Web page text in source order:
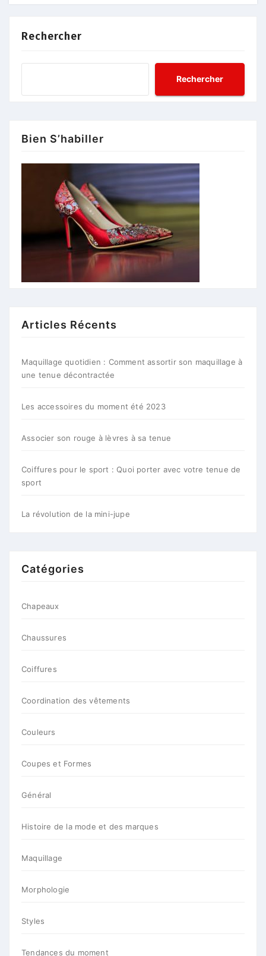
Rechercher
Rechercher
Bien S’habiller
Articles Récents
Maquillage quotidien : Comment assortir son maquillage à
une tenue décontractée
Les accessoires du moment été 2023
Associer son rouge à lèvres à sa tenue
Coiffures pour le sport : Quoi porter avec votre tenue de
sport
La révolution de la mini-jupe
Catégories
Chapeaux
Chaussures
Coiffures
Coordination des vêtements
Couleurs
Coupes et Formes
Général
Histoire de la mode et des marques
Maquillage
Morphologie
Styles
Tendances du moment